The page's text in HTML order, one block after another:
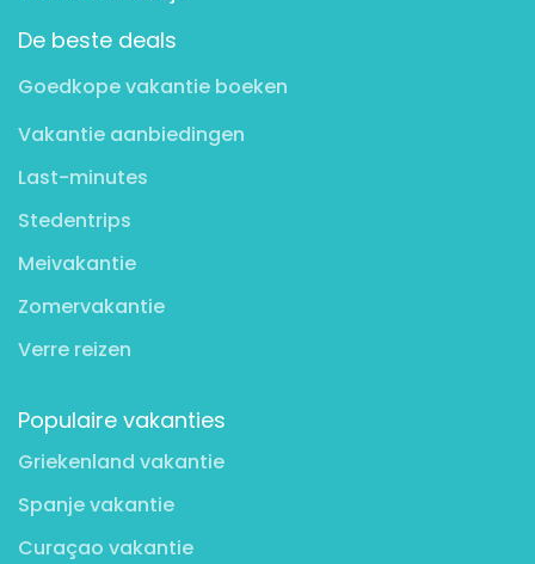
De beste deals
Goedkope vakantie boeken
Vakantie aanbiedingen
Last-minutes
Stedentrips
Meivakantie
Zomervakantie
Verre reizen
Populaire vakanties
Griekenland vakantie
Spanje vakantie
Curaçao vakantie